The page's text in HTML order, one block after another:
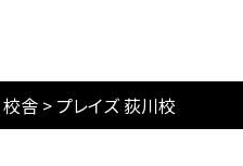
校舎 > プレイズ 荻川校